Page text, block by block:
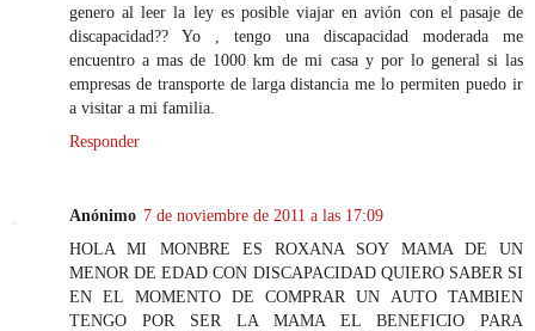
genero al leer la ley es posible viajar en avión con el pasaje de
discapacidad?? Yo , tengo una discapacidad moderada me
encuentro a mas de 1000 km de mi casa y por lo general si las
empresas de transporte de larga distancia me lo permiten puedo ir
a visitar a mi familia.
Responder
Anónimo 7 de noviembre de 2011 a las 17:09
HOLA MI MONBRE ES ROXANA SOY MAMA DE UN
MENOR DE EDAD CON DISCAPACIDAD QUIERO SABER SI
EN EL MOMENTO DE COMPRAR UN AUTO TAMBIEN
TENGO POR SER LA MAMA EL BENEFICIO PARA